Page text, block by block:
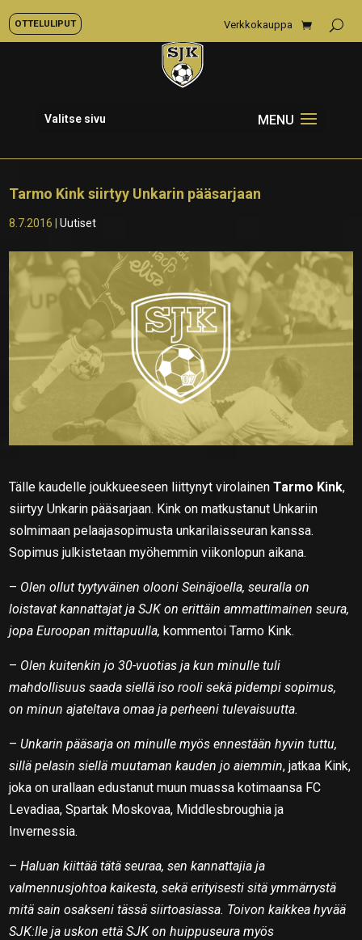
OTTELULIPUT Verkkokauppa
Valitse sivu
Tarmo Kink siirtyy Unkarin pääsarjaan
8.7.2016 |Uutiset
Tälle kaudelle joukkueeseen liittynyt virolainenTarmo Kink,
siirtyy Unkarin pääsarjaan. Kink on matkustanut Unkariin
solmimaan pelaajasopimusta unkarilaisseuran kanssa.
Sopimus julkistetaan myöhemmin viikonlopun aikana.
– Olen ollut tyytyväinen olooni Seinäjoella, seuralla on
loistavat kannattajat ja SJK on erittäin ammattimainen seura,
jopa Euroopan mittapuulla, kommentoi Tarmo Kink.
– Olen kuitenkin jo 30-vuotias ja kun minulle tuli
mahdollisuus saada siellä iso rooli sekä pidempi sopimus,
on minun ajateltava omaa ja perheeni tulevaisuutta.
– Unkarin pääsarja on minulle myös ennestään hyvin tuttu,
sillä pelasin siellä muutaman kauden jo aiemmin, jatkaa Kink,
joka on urallaan edustanut muun muassa kotimaansa FC
Levadiaa, Spartak Moskovaa, Middlesbroughia ja
Invernessia.
–Haluan kiittää tätä seuraa, sen kannattajia ja
valmennusjohtoa kaikesta, sekä erityisesti sitä ymmärrystä
mitä sain osakseni tässä siirtoasiassa. Toivon kaikkea hyvää
SJK:lle ja uskon että SJK on huippuseura myös